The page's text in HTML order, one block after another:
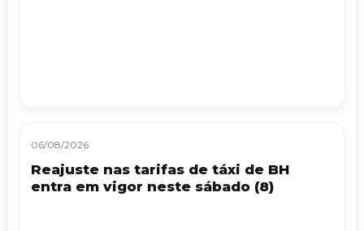
06/08/2026
Reajuste nas tarifas de táxi de BH
entra em vigor neste sábado (8)